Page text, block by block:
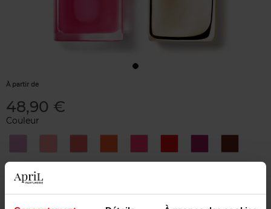
À partir de
48,90 €
Couleur
BLOOMING
GLOW
Rose Honey peach pop
Rose
Poppy LavenderDAHLIA
GLOW
Merci de sélectionner les caractéristiques du produit.